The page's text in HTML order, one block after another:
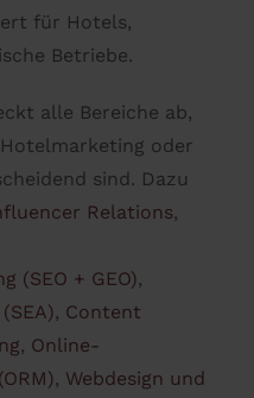
für Hotels,
Betriebe.
alle Bereiche ab,
oder
sind. Dazu
Relations,
(SEO + GEO),
, Content
, Online-
, Webdesign und